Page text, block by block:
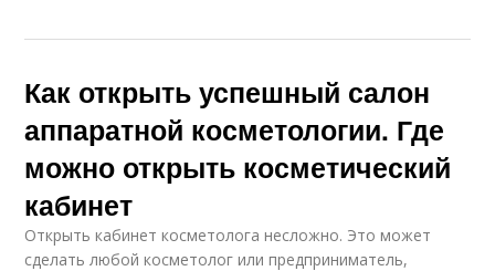
Как открыть успешный салон
аппаратной косметологии. Где
можно открыть косметический
кабинет
Открыть кабинет косметолога несложно. Это может
сделать любой косметолог или предприниматель,